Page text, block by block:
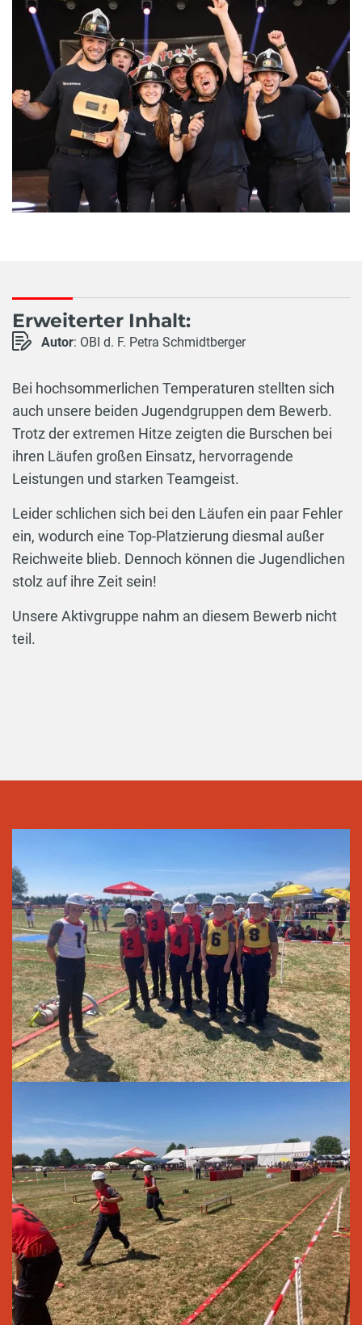
Erweiterter Inhalt:
Autor: OBI d. F. Petra Schmidtberger
Bei hochsommerlichen Temperaturen stellten sich
auch unsere beiden Jugendgruppen dem Bewerb.
Trotz der extremen Hitze zeigten die Burschen bei
ihren Läufen großen Einsatz, hervorragende
Leistungen und starken Teamgeist.
Leider schlichen sich bei den Läufen ein paar Fehler
ein, wodurch eine Top-Platzierung diesmal außer
Reichweite blieb. Dennoch können die Jugendlichen
stolz auf ihre Zeit sein!
Unsere Aktivgruppe nahm an diesem Bewerb nicht
teil.